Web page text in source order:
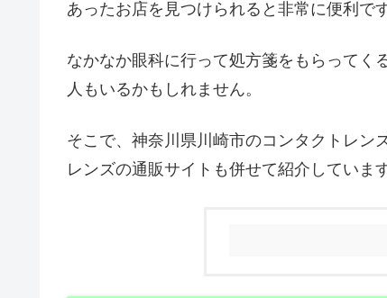
あったお店を見つけられると非常に便利です
なかなか眼科に行って処方箋をもらってく
人もいるかもしれません。
そこで、神奈川県川崎市のコンタクトレン
レンズの通販サイトも併せて紹介しています